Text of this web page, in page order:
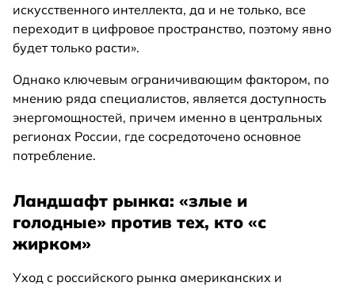
искусственного интеллекта, да и не только, все
переходит в цифровое пространство, поэтому явно
будет только расти».
Однако ключевым ограничивающим фактором, по
мнению ряда специалистов, является доступность
энергомощностей, причем именно в центральных
регионах России, где сосредоточено основное
потребление.
Ландшафт рынка: «злые и
голодные» против тех, кто «с
жирком»
Уход с российского рынка американских и